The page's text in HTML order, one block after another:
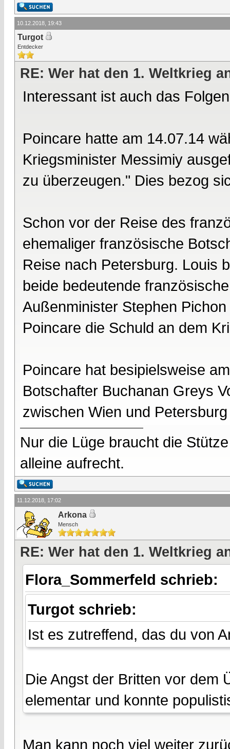
10.12.2018, 19:43
Turgot
Entdecker
RE: Wer hat den 1. Weltkrieg
Interessant ist auch das
Poincare hatte am 14.07.14
Kriegsminister Messimiy
zu überzeugen." Dies bezog
Schon vor der Reise des
ehemaliger französische
Reise nach Petersburg. Louis
beide bedeutende
Außenminister Stephen
Poincare die Schuld an dem
Poincare hat besipielsweise
Botschafter Buchanan Greys
zwischen Wien und
Nur die Lüge braucht die
alleine aufrecht.
11.12.2018, 17:02
Arkona
Mensch
RE: Wer hat den 1. Weltkrieg
Flora_Sommerfeld schrieb:
Turgot schrieb:
Ist es zutreffend, das du von
Die Angst der Britten vor dem
elementar und konnte
Man kann noch viel weiter